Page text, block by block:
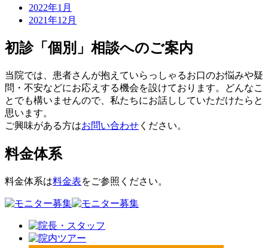
2022年1月
2021年12月
初診「個別」相談へのご案内
当院では、患者さんが抱えていらっしゃるお口のお悩みや疑
問・不安などにお応えする機会を設けております。どんなこ
とでも構いませんので、私たちにお話ししていただけたらと
思います。
ご興味がある方はお問い合わせ ください。
料金体系
料金体系は料金表をご参照ください。